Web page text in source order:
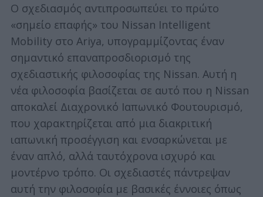
Ο σχεδιασμός αντιπροσωπεύει το πρώτο
«σημείο επαφής» του Nissan Intelligent
Mobility στο Ariya, υπογραμμίζοντας έναν
σημαντικό επαναπροσδιορισμό της
σχεδιαστικής φιλοσοφίας της Nissan. Αυτή η
νέα φιλοσοφία βασίζεται σε αυτό που η Nissan
αποκαλεί Διαχρονικό Ιαπωνικό Φουτουρισμό,
που χαρακτηρίζεται από μια διακριτική
ιαπωνική προσέγγιση και ενσαρκώνεται με
έναν απλό, αλλά ταυτόχρονα ισχυρό και
μοντέρνο τρόπο. Οι σχεδιαστές πάντρεψαν
αυτή την φιλοσοφία με βασικές έννοιες όπως